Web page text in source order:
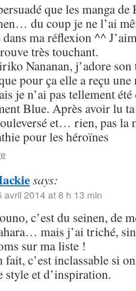
que les manga
du coup je ne l’ai
ma réflexion ^^
très touchant.
Nananan, j’adore
pour ça elle a reçu
je n’ai pas tellement
Blue. Après avoir lu
et… rien, pas la
pour les héroïnes
says:
avril 2014 at 8 h 13 min
c’est du seinen, de
mais j’ai triché,
sur ma liste !
fait, c’est inclassable si
style et d’inspiration.